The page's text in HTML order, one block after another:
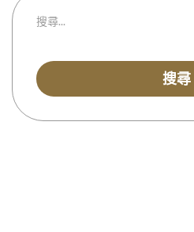
搜尋